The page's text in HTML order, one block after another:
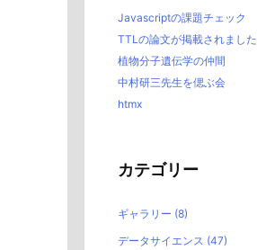
Javascriptの課題チェック
TTLの論文が掲載されました
植物分子遺伝学の仲間
中村研三先生を偲ぶ会
htmx
カテゴリー
ギャラリー (8)
データサイエンス (47)